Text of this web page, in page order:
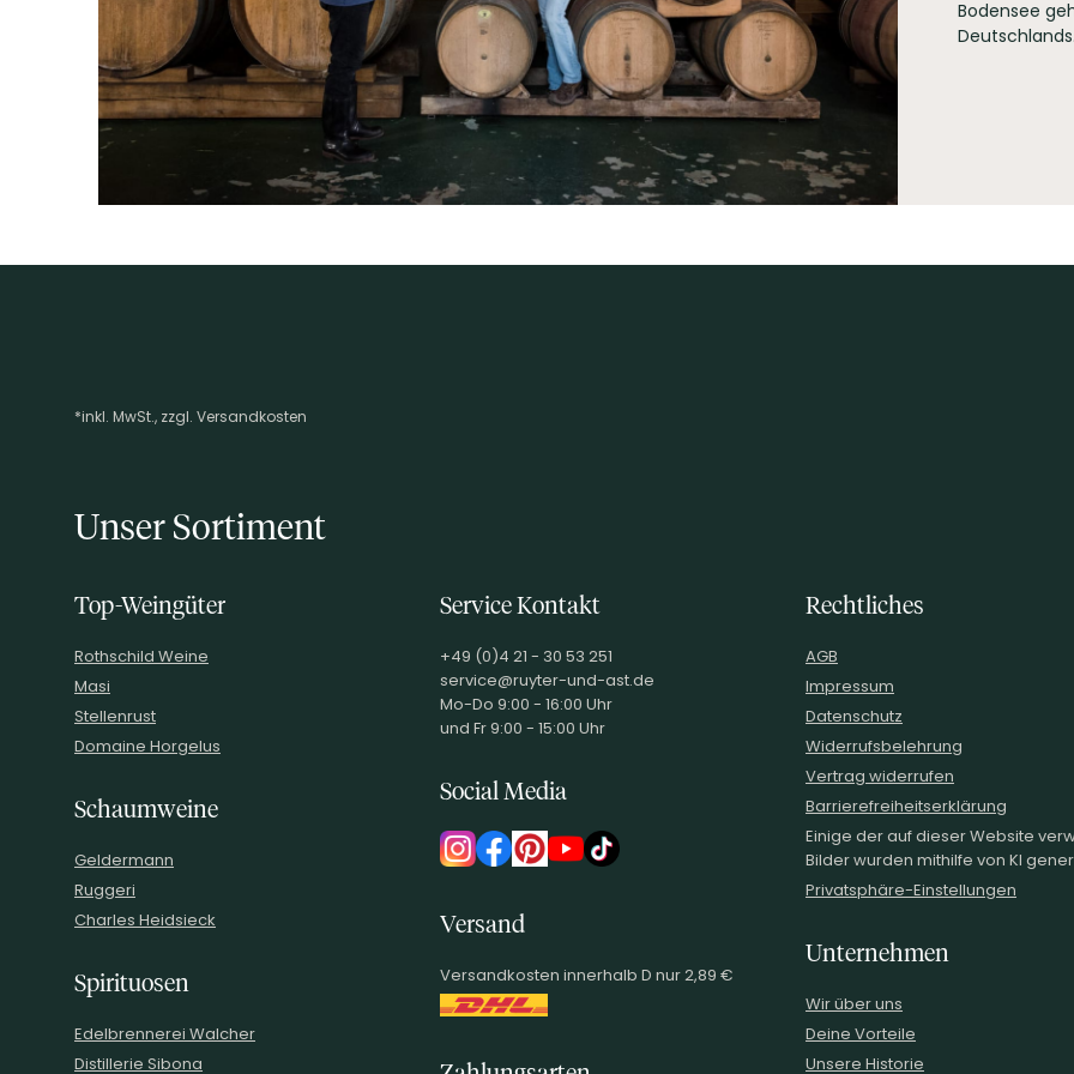
ARTIKELNUMMER
585901
Bodensee
Deutschlands.
Footer-Menü
*inkl. MwSt., zzgl. Versandkosten
Unser Sortiment
Top-Weingüter
Rothschild Weine
Masi
Stellenrust
Domaine Horgelus
Schaumweine
Geldermann
Ruggeri
Charles Heidsieck
Spirituosen
Edelbrennerei Walcher
Distillerie Sibona
Service Kontakt
+49 (0)4 21 - 30 53 251
service@ruyter-und-ast.de
Mo-Do 9:00 - 16:00 Uhr
und Fr 9:00 - 15:00 Uhr
Social Media
Versand
Versandkosten innerhalb D nur 2,89 €
Rechtliches
AGB
Impressum
Datenschutz
Widerrufsbelehrung
Vertrag widerrufen
Barrierefreiheitserklärung
Einige der auf dieser Website
Bilder wurden mithilfe von KI
Privatsphäre-Einstellungen
Unternehmen
Wir über uns
Deine Vorteile
Unsere Historie